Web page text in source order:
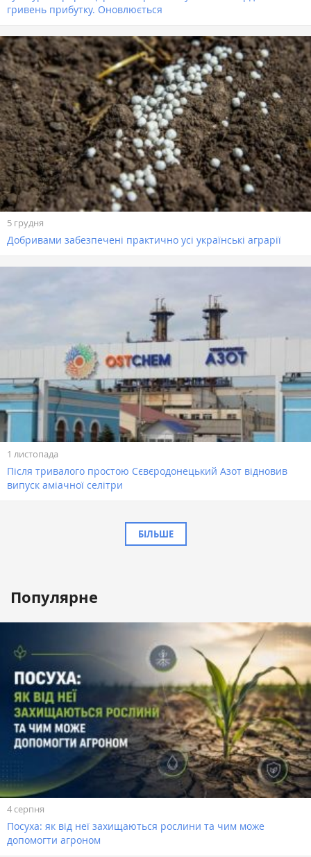
гривень прибутку. Оновлюється
5 грудня
Добривами забезпечені практично усі українські аграрії
1 листопада
​Після тривалого простою Сєвєродонецький Азот відновив
випуск аміачної селітри
БІЛЬШЕ
Популярне
4 серпня
Посуха: як від неї захищаються рослини та чим може
допомогти агроном